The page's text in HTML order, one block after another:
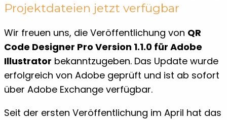
Projektdateien jetzt verfügbar
Wir freuen uns, die Veröffentlichung von QR
Code Designer Pro Version 1.1.0 für Adobe
Illustrator bekanntzugeben. Das Update wurde
erfolgreich von Adobe geprüft und ist ab sofort
über Adobe Exchange verfügbar.
Seit der ersten Veröffentlichung im April hat das